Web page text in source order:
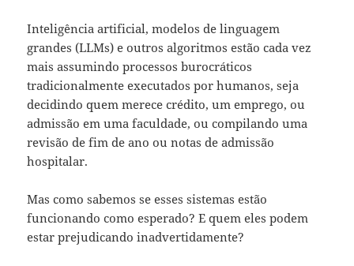
Inteligência artificial, modelos de linguagem
grandes (LLMs) e outros algoritmos estão cada vez
mais assumindo processos burocráticos
tradicionalmente executados por humanos, seja
decidindo quem merece crédito, um emprego, ou
admissão em uma faculdade, ou compilando uma
revisão de fim de ano ou notas de admissão
hospitalar.
Mas como sabemos se esses sistemas estão
funcionando como esperado? E quem eles podem
estar prejudicando inadvertidamente?